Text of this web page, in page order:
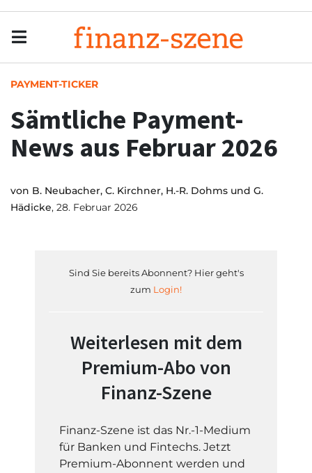
PAYMENT-TICKER
Sämtliche Payment-
News aus Februar 2026
von B. Neubacher, C. Kirchner, H.-R. Dohms und G.
Hädicke, 28. Februar 2026
Sind Sie bereits Abonnent? Hier geht's
zum Login!
Weiterlesen mit dem
Premium-Abo von
Finanz-Szene
Finanz-Szene ist das Nr.-1-Medium
für Banken und Fintechs. Jetzt
Premium-Abonnent werden und